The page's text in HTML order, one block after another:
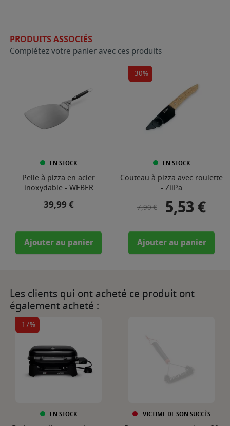
PRODUITS ASSOCIÉS
Complétez votre panier avec ces produits
EN STOCK
Pelle à pizza en acier
inoxydable - WEBER
Prix
39,99 €
Ajouter au panier
-30%
EN STOCK
Couteau à pizza avec roulette
- ZiiPa
Prix de base
7,90 € Prix
5,53 €
Ajouter au panier
Les clients qui ont acheté ce produit ont
également acheté :
-17%
EN STOCK VICTIME DE SON SUCCÈS